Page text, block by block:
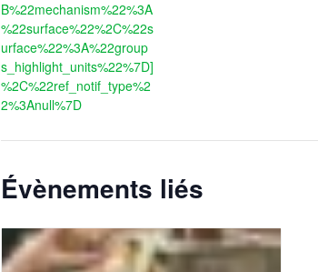
B%22mechanism%22%3A
%22surface%22%2C%22s
urface%22%3A%22group
s_highlight_units%22%7D]
%2C%22ref_notif_type%2
2%3Anull%7D
Évènements liés